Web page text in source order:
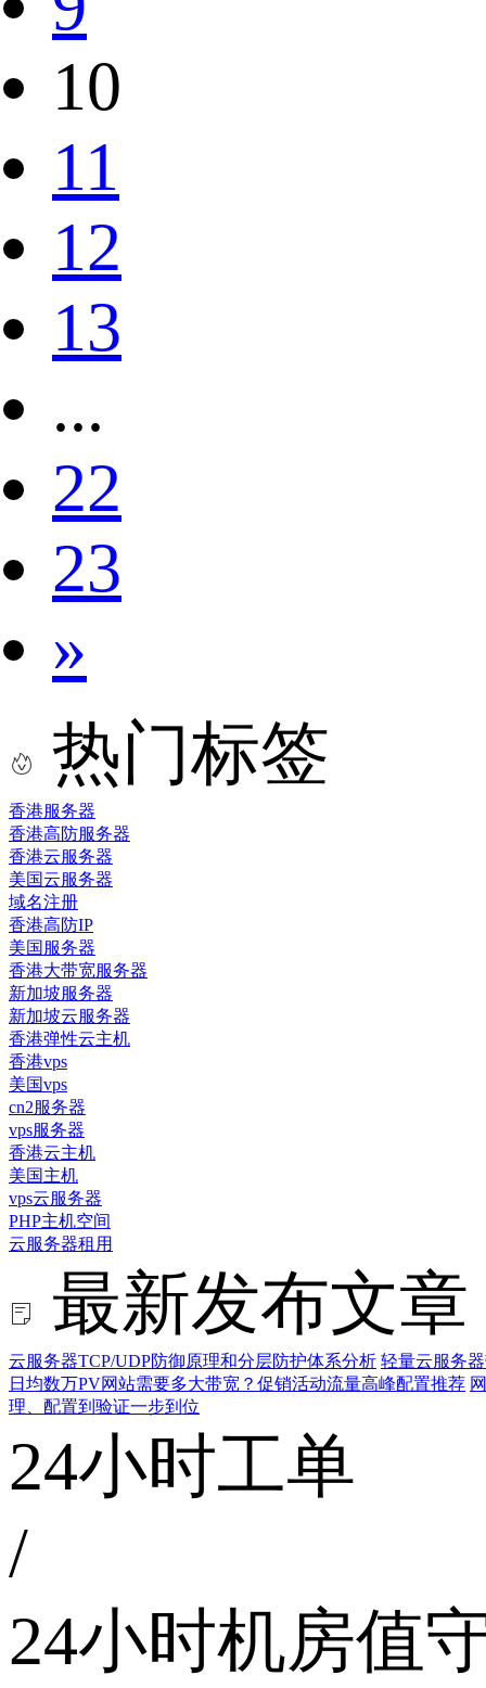
10
11
12
13
...
22
23
»
热门标签
香港服务器
香港高防服务器
香港云服务器
美国云服务器
域名注册
香港高防IP
美国服务器
香港大带宽服务器
新加坡服务器
新加坡云服务器
香港弹性云主机
香港vps
美国vps
cn2服务器
vps服务器
香港云主机
美国主机
vps云服务器
PHP主机空间
云服务器租用
最新发布文章
云服务器TCP/UDP防御原理和分层防护体系分析 轻量云服务
日均数万PV网站需要多大带宽？促销活动流量高峰配置推荐
理、配置到验证一步到位
24小时工单
/
24小时机房值